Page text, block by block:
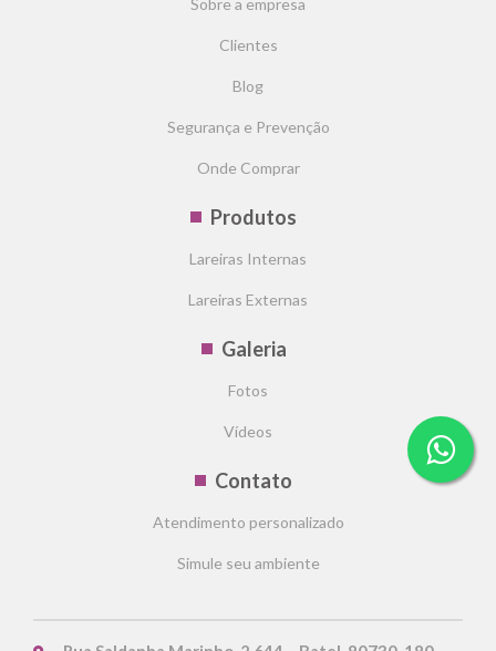
Sobre a empresa
Clientes
Blog
Segurança e Prevenção
Onde Comprar
Produtos
Lareiras Internas
Lareiras Externas
Galeria
Fotos
Vídeos
Contato
Atendimento personalizado
Simule seu ambiente